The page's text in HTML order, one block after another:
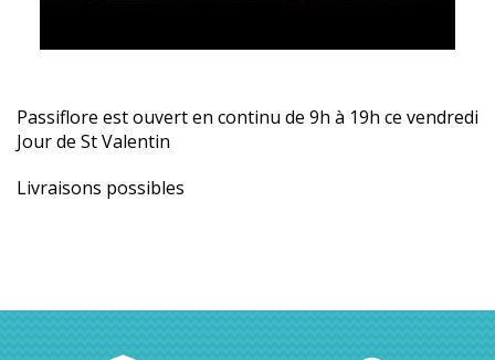
Passiflore est ouvert en continu de 9h à 19h ce vendredi
Jour de St Valentin
Livraisons possibles